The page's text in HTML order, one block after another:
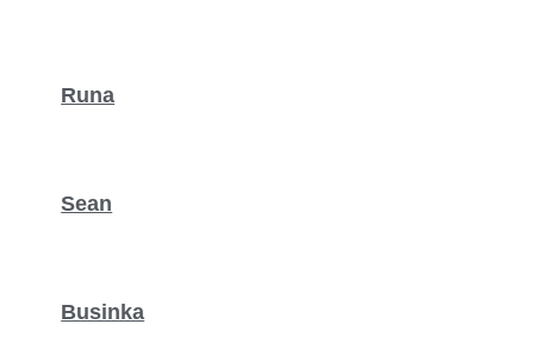
Runa
Sean
Businka